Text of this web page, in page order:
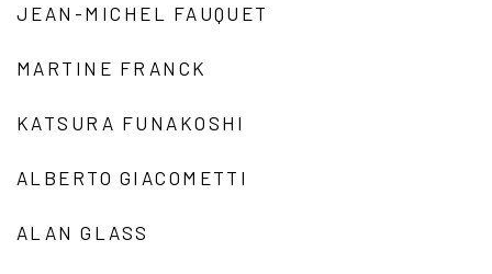
JEAN-MICHEL FAUQUET
MARTINE FRANCK
KATSURA FUNAKOSHI
ALBERTO GIACOMETTI
ALAN GLASS